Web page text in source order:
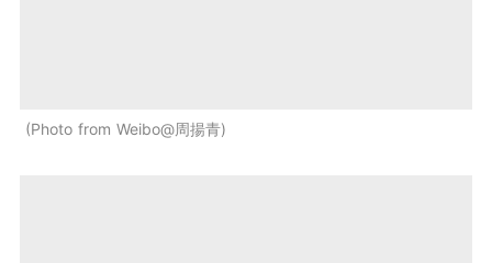
Photo from Weibo@周揚青